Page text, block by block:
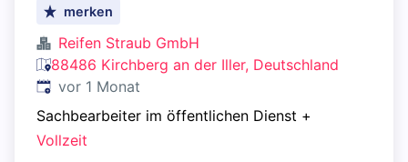
merken
Reifen Straub GmbH
88486 Kirchberg an der Iller, Deutschland
Veröffentlicht:
vor 1 Monat
Sachbearbeiter im öffentlichen Dienst +
Vollzeit